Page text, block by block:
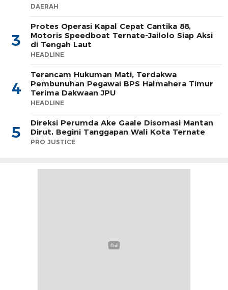
DAERAH
3
Protes Operasi Kapal Cepat Cantika 88,
Motoris Speedboat Ternate-Jailolo Siap Aksi
di Tengah Laut
HEADLINE
4
Terancam Hukuman Mati, Terdakwa
Pembunuhan Pegawai BPS Halmahera Timur
Terima Dakwaan JPU
HEADLINE
5
Direksi Perumda Ake Gaale Disomasi Mantan
Dirut, Begini Tanggapan Wali Kota Ternate
PRO JUSTICE